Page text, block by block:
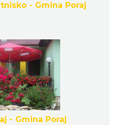
- Gmina Poraj
- Gmina Poraj